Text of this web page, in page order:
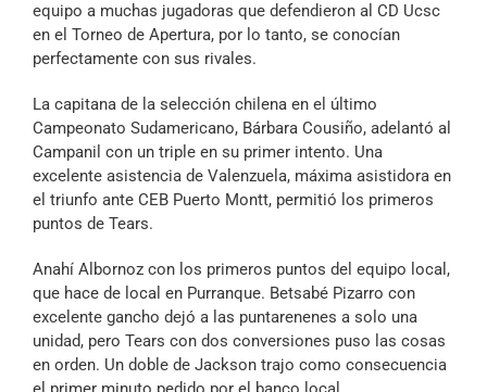
equipo a muchas jugadoras que defendieron al CD Ucsc
en el Torneo de Apertura, por lo tanto, se conocían
perfectamente con sus rivales.
La capitana de la selección chilena en el último
Campeonato Sudamericano, Bárbara Cousiño, adelantó al
Campanil con un triple en su primer intento. Una
excelente asistencia de Valenzuela, máxima asistidora en
el triunfo ante CEB Puerto Montt, permitió los primeros
puntos de Tears.
Anahí Albornoz con los primeros puntos del equipo local,
que hace de local en Purranque. Betsabé Pizarro con
excelente gancho dejó a las puntarenenes a solo una
unidad, pero Tears con dos conversiones puso las cosas
en orden. Un doble de Jackson trajo como consecuencia